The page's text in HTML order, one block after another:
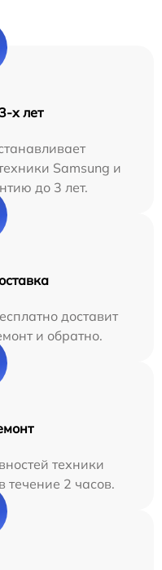
х лет
Samsung и
до 3 лет.
доставит
и обратно.
техники
течение 2 часов.